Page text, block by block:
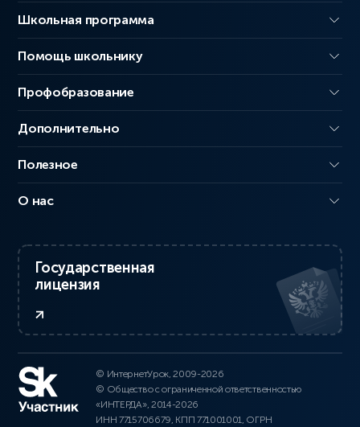
Школьная программа
Помощь школьнику
Профобразование
Дополнительно
Полезное
О нас
Государственная
лицензия
© ИнтернетУрок, 2009-2026
© Общество с ограниченной ответственностью
«ИНТЕРДА», 2014-2026
ИНН 7715706679, КПП 771001001, ОГРН